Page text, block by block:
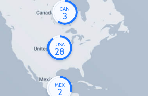
CAN
3
USA
28
MEX
2